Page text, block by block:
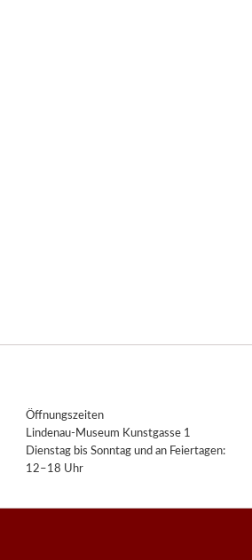
Öffnungszeiten
Lindenau-Museum Kunstgasse 1
Dienstag bis Sonntag und an Feiertagen:
12–18 Uhr